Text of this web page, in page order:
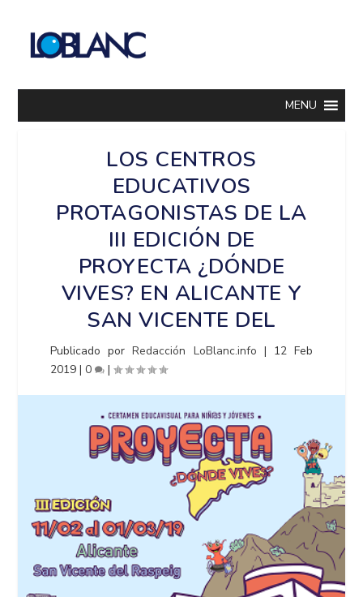
MENU
LOS CENTROS
EDUCATIVOS
PROTAGONISTAS DE LA
III EDICIÓN DE
PROYECTA ¿DÓNDE
VIVES? EN ALICANTE Y
SAN VICENTE DEL
Publicado porRedacción LoBlanc.info | 12 Feb
2019 |0 |